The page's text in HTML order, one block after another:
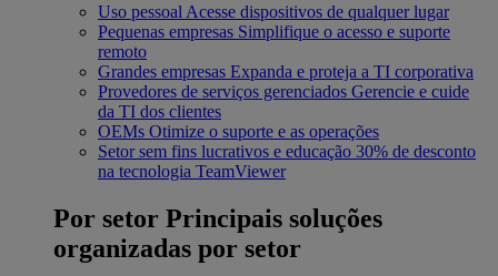
Uso pessoal Acesse dispositivos de qualquer lugar
Pequenas empresas Simplifique o acesso e suporte
remoto
Grandes empresas Expanda e proteja a TI corporativa
Provedores de serviços gerenciados Gerencie e cuide
da TI dos clientes
OEMs Otimize o suporte e as operações
Setor sem fins lucrativos e educação 30% de desconto
na tecnologia TeamViewer
Por setor Principais soluções
organizadas por setor